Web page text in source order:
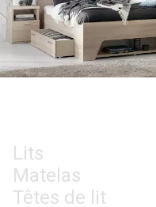
Lits
Matelas
Têtes de lit